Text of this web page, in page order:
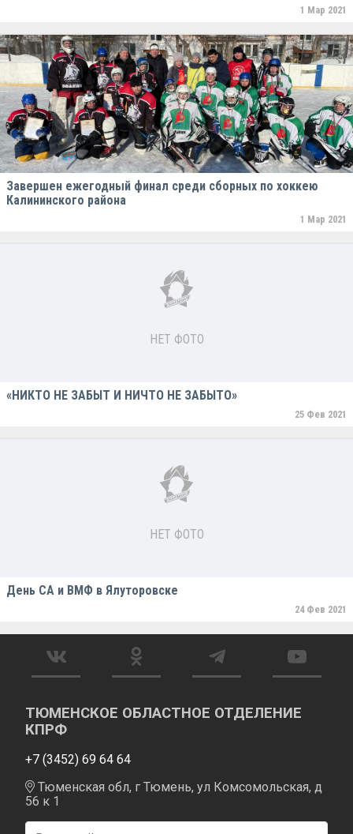
1 Мар 2021
Завершен ежегодный финал среди сборных по хоккею
Калининского района
1 Мар 2021
НЕТ ФОТО
«НИКТО НЕ ЗАБЫТ И НИЧТО НЕ ЗАБЫТО»
25 Фев 2021
НЕТ ФОТО
День СА и ВМФ в Ялуторовске
24 Фев 2021
ТЮМЕНСКОЕ ОБЛАСТНОЕ ОТДЕЛЕНИЕ
КПРФ
+7 (3452) 69 64 64
Тюменская обл, г Тюмень, ул Комсомольская, д
56 к 1